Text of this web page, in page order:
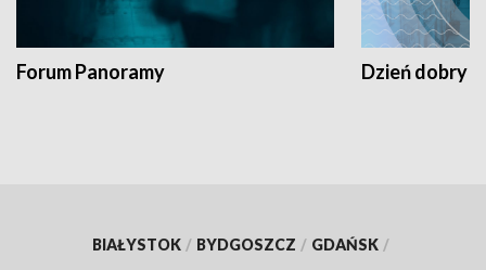
Forum Panoramy Dzień dobry
BIAŁYSTOK / BYDGOSZCZ / GDAŃSK /